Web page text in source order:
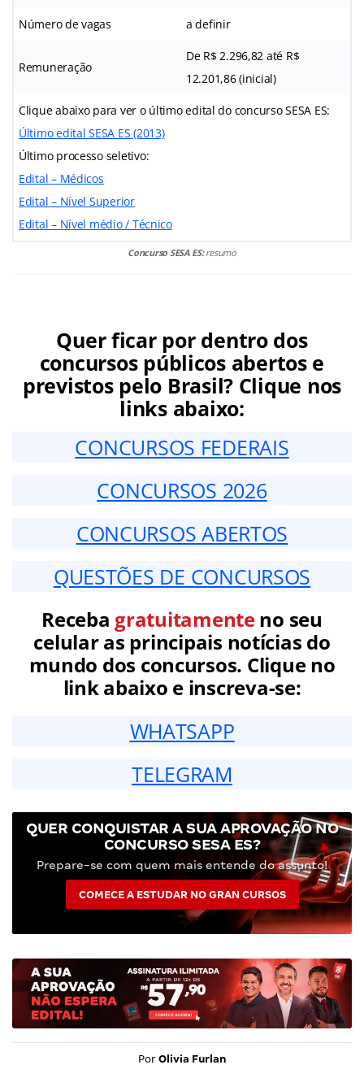
Número de vagas a definir
Remuneração
De R$ 2.296,82 até R$
12.201,86 (inicial)
Clique abaixo para ver o último edital do concurso SESA ES:
Último edital SESA ES (2013)
Último processo seletivo:
Edital – Médicos
Edital – Nível Superior
Edital – Nível médio / Técnico
Concurso SESA ES:resumo
Quer ficar por dentro dos
concursos públicos abertos e
previstos pelo Brasil? Clique nos
links abaixo:
CONCURSOS FEDERAIS
CONCURSOS 2026
CONCURSOS ABERTOS
QUESTÕES DE CONCURSOS
Receba gratuitamenteno seu
celular as principais notícias do
mundo dos concursos. Clique no
link abaixo e inscreva-se:
WHATSAPP
TELEGRAM
QUER CONQUISTAR A SUA APROVAÇÃO NO
CONCURSO SESA ES?
Prepare-se com quem mais entende do assunto!
COMECE A ESTUDAR NO GRAN CURSOS
Por Olivia Furlan